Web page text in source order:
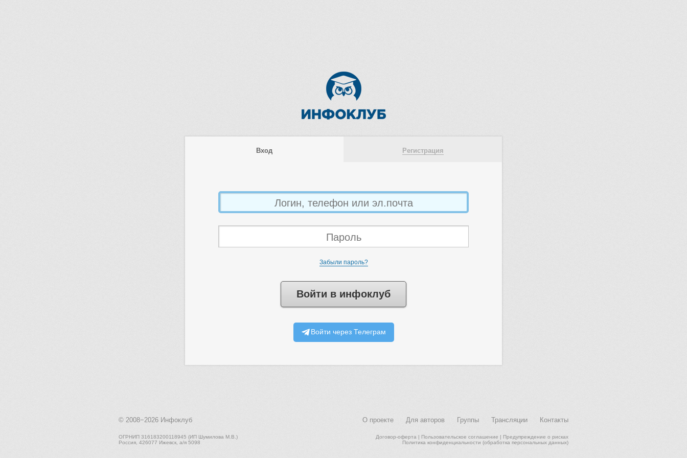
Вход Регистрация
Забыли пароль?
Войти в инфоклуб
Войти через Телеграм
© 2008−2026 Инфоклуб О проекте Для авторов Группы Трансляции Контакты
ОГРНИП 316183200118945 (ИП Шумилова М.В.)
Россия, 426077 Ижевск, а/я 5098
Договор-оферта | Пользовательское соглашение | Предупреждение о рисках
Политика конфиденциальности (обработка персональных данных)